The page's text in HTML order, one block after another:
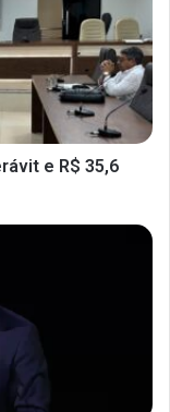
e R$ 35,6